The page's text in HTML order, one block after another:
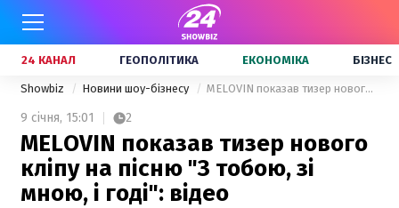
24 КАНАЛ ГЕОПОЛІТИКА ЕКОНОМІКА БІЗНЕС
Showbiz Новини шоу-бізнесу MELOVIN показав тизер нового кліпу на пісню "З тобою, зі мною, і годі": відео
9 січня, 15:01 2
MELOVIN показав тизер нового
кліпу на пісню "З тобою, зі
мною, і годі": відео